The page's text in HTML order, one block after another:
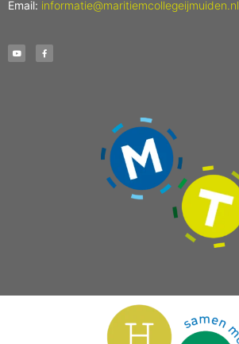
Email: informatie@maritiemcollegeijmuiden.nl